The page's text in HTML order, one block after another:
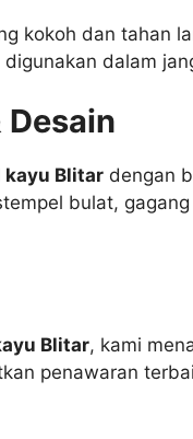
kokoh dan tahan
dalam
Desain
kayu Blitar dengan
bulat,
Blitar, kami
penawaran